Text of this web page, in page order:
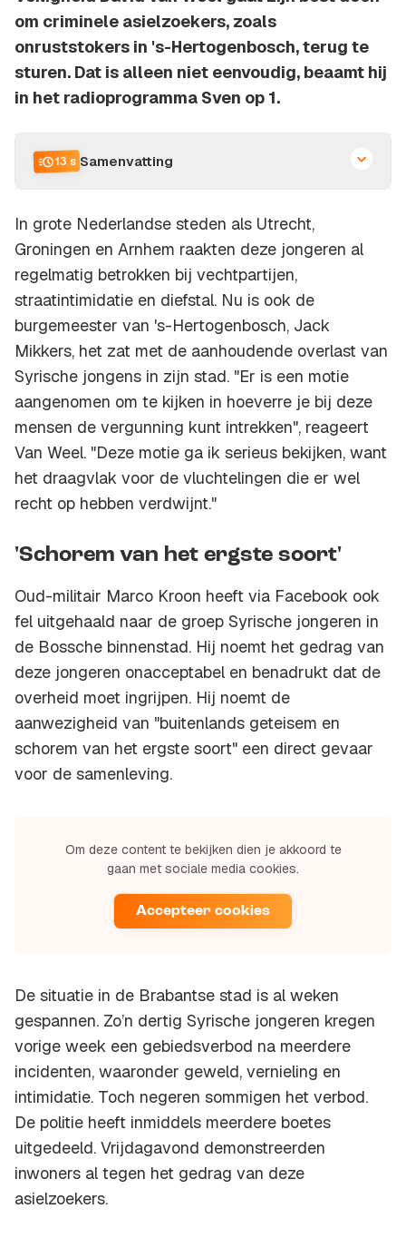
om criminele asielzoekers, zoals
onruststokers in 's-Hertogenbosch, terug te
sturen. Dat is alleen niet eenvoudig, beaamt hij
in het radioprogramma Sven op 1.
13 s Samenvatting
In grote Nederlandse steden als Utrecht,
Groningen en Arnhem raakten deze jongeren al
regelmatig betrokken bij vechtpartijen,
straatintimidatie en diefstal. Nu is ook de
burgemeester van 's-Hertogenbosch, Jack
Mikkers, het zat met de aanhoudende overlast van
Syrische jongens in zijn stad. "Er is een motie
aangenomen om te kijken in hoeverre je bij deze
mensen de vergunning kunt intrekken", reageert
Van Weel. "Deze motie ga ik serieus bekijken, want
het draagvlak voor de vluchtelingen die er wel
recht op hebben verdwijnt."
'Schorem van het ergste soort'
Oud-militair Marco Kroon heeft via Facebook ook
fel uitgehaald naar de groep Syrische jongeren in
de Bossche binnenstad. Hij noemt het gedrag van
deze jongeren onacceptabel en benadrukt dat de
overheid moet ingrijpen. Hij noemt de
aanwezigheid van "buitenlands geteisem en
schorem van het ergste soort" een direct gevaar
voor de samenleving.
Om deze content te bekijken dien je akkoord te
gaan met sociale media cookies.
Accepteer cookies
De situatie in de Brabantse stad is al weken
gespannen. Zo’n dertig Syrische jongeren kregen
vorige week een gebiedsverbod na meerdere
incidenten, waaronder geweld, vernieling en
intimidatie. Toch negeren sommigen het verbod.
De politie heeft inmiddels meerdere boetes
uitgedeeld. Vrijdagavond demonstreerden
inwoners al tegen het gedrag van deze
asielzoekers.